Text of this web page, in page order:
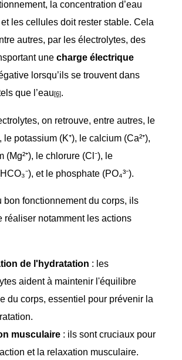
la concentration d’eau
les cellules doit rester stable. Cela
autres, par les électrolytes, des
une charge électrique
lorsqu’ils se trouvent dans
que l’eau[6].
on retrouve, entre autres, le
le potassium (K⁺), le calcium (Ca²⁺),
(Mg²⁺), le chlorure (Cl⁻), le
et le phosphate (PO₄³⁻).
bon fonctionnement du corps, ils
réaliser notamment les actions
de l'hydratation : les
aident à maintenir l'équilibre
du corps, essentiel pour prévenir la
musculaire : ils sont cruciaux pour
et la relaxation musculaire.